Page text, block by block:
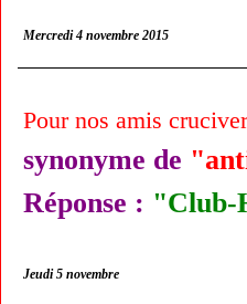
Mercredi 4 novembre 2015
Pour nos amis
synonyme de
Réponse : "Club-
Jeudi 5 novembre